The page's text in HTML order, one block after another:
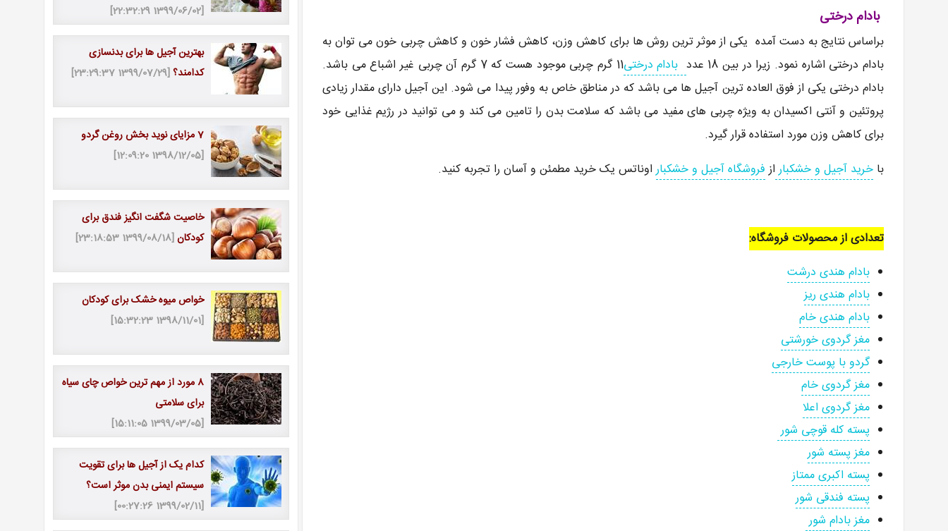
بادام درختی
براساس نتایج به دست آمده یکی از موثر ترین روش ها برای کاهش وزن، کاهش فشار خون و کاهش چربی خون می توان به
بادام درختی اشاره نمود. زیرا در بین 18 عدد
بادام درختی
11 گرم چربی موجود هست که 7 گرم آن چربی غیر اشباع می باشد.
بادام درختی یکی از فوق العاده ترین آجیل ها می باشد که در مناطق خاص به وفور پیدا می شود. این آجیل دارای مقدار زیادی
پروتئین و آنتی اکسیدان به ویژه چربی های مفید می باشد که سلامت بدن را تامین می کند و می توانید در رژیم غذایی خود
برای کاهش وزن مورد استفاده قرار گیرد.
با خرید آجیل و خشکبارازفروشگاه آجیل و خشکباراوناتس یک خرید مطمئن و آسان را تجربه کنید.
تعدادی از محصولات فروشگاه:
بادام هندی درشت
بادام هندی ریز
بادام هندی خام
مغز گردوی خورشتی
گردو با پوست خارجی
مغز گردوی خام
مغز گردوی اعلا
پسته کله قوچی شور
مغز پسته شور
پسته اکبری ممتاز
پسته فندقی شور
مغز بادام شور
[1399/06/02 22:32:29]
بهترین آجیل ها برای بدنسازی
کدامند؟[1399/07/29 23:29:37]
7 مزایای نوید بخش روغن گردو
[1398/12/05 12:09:20]
خاصیت شگفت انگیز فندق برای
کودکان[1399/08/18 23:18:53]
خواص میوه خشک برای کودکان
[1398/11/01 15:32:23]
8 مورد از مهم ترین خواص چای سیاه
برای سلامتی
[1399/03/05 15:11:05]
کدام یک از آجیل ها برای تقویت
سیستم ایمنی بدن موثر است؟
[1399/02/11 00:27:26]